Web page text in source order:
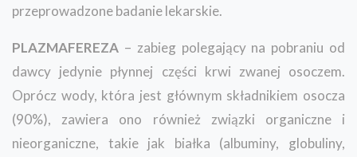
przeprowadzone badanie lekarskie.
PLAZMAFEREZA – zabieg polegający na pobraniu od
dawcy jedynie płynnej części krwi zwanej osoczem.
Oprócz wody, która jest głównym składnikiem osocza
(90%), zawiera ono również związki organiczne i
nieorganiczne, takie jak białka (albuminy, globuliny,